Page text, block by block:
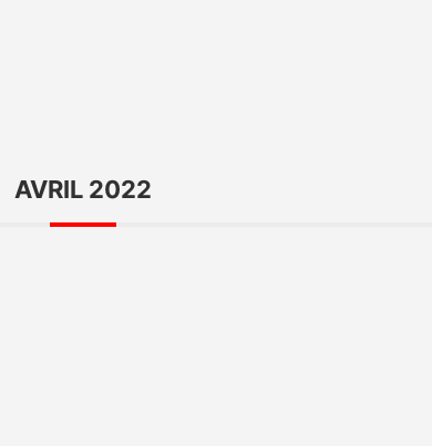
AVRIL 2022